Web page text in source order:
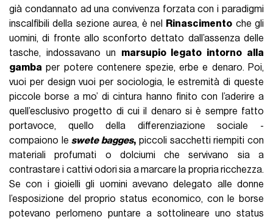
già condannato ad una convivenza forzata con i paradigmi
inscalfibili della sezione aurea, è nel
Rinascimento che gli
uomini, di fronte allo sconforto dettato dall’assenza delle
tasche, indossavano un marsupio legato intorno alla
gamba per potere contenere spezie, erbe e denaro. Poi,
vuoi per design vuoi per sociologia, le estremità di queste
piccole borse a mo’ di cintura hanno finito con l’aderire a
quell’esclusivo progetto di cui il denaro si è sempre fatto
portavoce, quello della differenziazione sociale -
compaiono leswete bagges, piccoli sacchetti riempiti con
materiali profumati o dolciumi che servivano sia a
contrastare i cattivi odori sia a marcare la propria ricchezza.
Se con i gioielli gli uomini avevano delegato alle donne
l’esposizione del proprio status economico, con le borse
potevano perlomeno puntare a sottolineare uno status